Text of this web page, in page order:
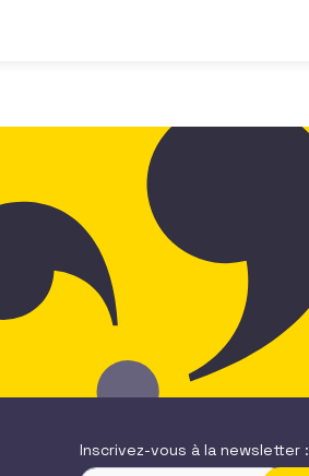
Inscrivez-vous à la newsletter :